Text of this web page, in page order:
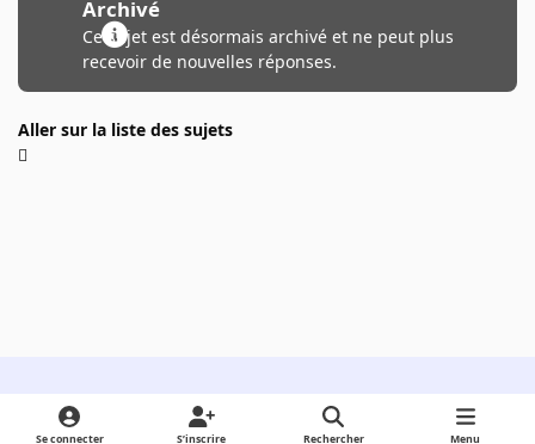
Archivé
Ce sujet est désormais archivé et ne peut plus
recevoir de nouvelles réponses.
Aller sur la liste des sujets
Light ModeDark ModeSystem Preference
Se connecter S’inscrire Rechercher Menu